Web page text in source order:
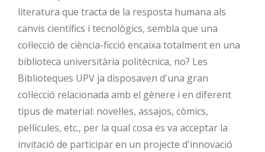
literatura que tracta de la resposta humana als
canvis científics i tecnològics, sembla que una
col·lecció de ciència-ficció encaixa totalment en una
biblioteca universitària politècnica, no? Les
Biblioteques UPV ja disposaven d'una gran
col·lecció relacionada amb el gènere i en diferent
tipus de material: novel·les, assajos, còmics,
pel·lícules, etc., per la qual cosa es va acceptar la
invitació de participar en un projecte d'innovació